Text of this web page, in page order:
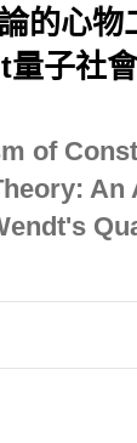
的心物
子社
of
An